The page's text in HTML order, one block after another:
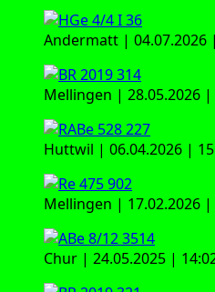
Andermatt | 04.07.2026
Mellingen | 28.05.2026 |
Huttwil | 06.04.2026 |
Mellingen | 17.02.2026 |
Chur | 24.05.2025 |